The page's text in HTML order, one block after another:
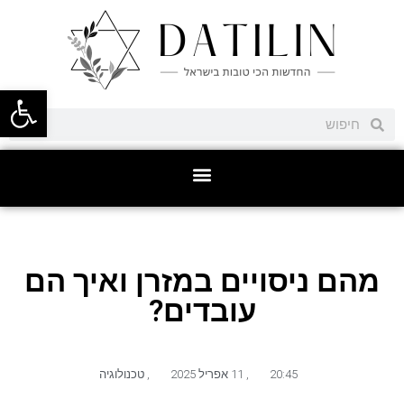
פתח
מהם ניסויים במזרן ואיך הם
עובדים?
20:45
,
, טכנולוגיה